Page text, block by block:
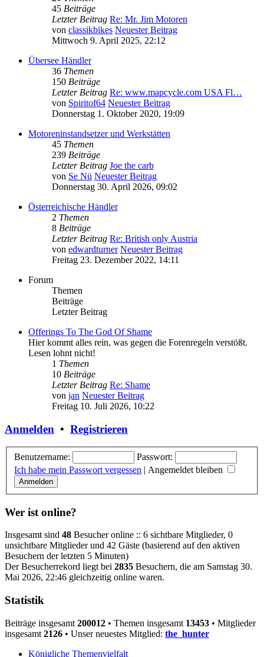
45 Beiträge
Letzter Beitrag Re: Mr. Jim Motoren
von classikbikes Neuester Beitrag
Mittwoch 9. April 2025, 22:12
Übersee Händler
36 Themen
150 Beiträge
Letzter Beitrag Re: www.mapcycle.com USA Fl…
von Spiritof64 Neuester Beitrag
Donnerstag 1. Oktober 2020, 19:09
Motoreninstandsetzer und Werkstätten
45 Themen
239 Beiträge
Letzter Beitrag Joe the carb
von Se Nü Neuester Beitrag
Donnerstag 30. April 2026, 09:02
Österreichische Händler
2 Themen
8 Beiträge
Letzter Beitrag Re: British only Austria
von edwardturner Neuester Beitrag
Freitag 23. Dezember 2022, 14:11
Forum
Themen
Beiträge
Letzter Beitrag
Offerings To The God Of Shame
Hier kommt alles rein, was gegen die Forenregeln verstößt.
Lesen lohnt nicht!
1 Themen
10 Beiträge
Letzter Beitrag Re: Shame
von jan Neuester Beitrag
Freitag 10. Juli 2026, 10:22
Anmelden • Registrieren
Benutzername:
Passwort:
Ich habe mein Passwort vergessen | Angemeldet bleiben
Wer ist online?
Insgesamt sind 48 Besucher online :: 6 sichtbare Mitglieder, 0
unsichtbare Mitglieder und 42 Gäste (basierend auf den aktiven
Besuchern der letzten 5 Minuten)
Der Besucherrekord liegt bei 2835 Besuchern, die am Samstag 30.
Mai 2026, 22:46 gleichzeitig online waren.
Statistik
Beiträge insgesamt 200012 • Themen insgesamt 13453 • Mitglieder
insgesamt 2126 • Unser neuestes Mitglied: the_hunter
Königliche Themenvielfalt